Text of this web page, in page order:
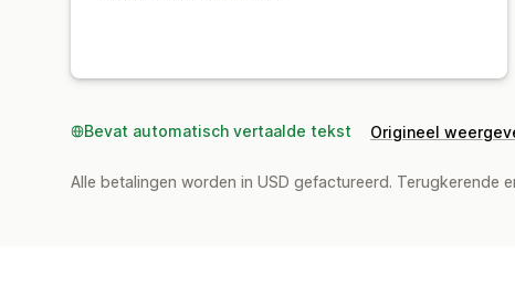
Bevat automatisch vertaalde tekst Origineel
Alle betalingen worden in USD gefactureerd.